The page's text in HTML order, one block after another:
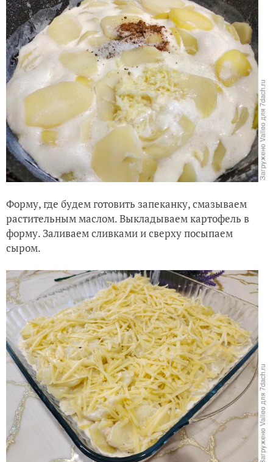
Форму, где будем готовить запеканку, смазываем
растительным маслом. Выкладываем картофель в
форму. Заливаем сливками и сверху посыпаем
сыром.